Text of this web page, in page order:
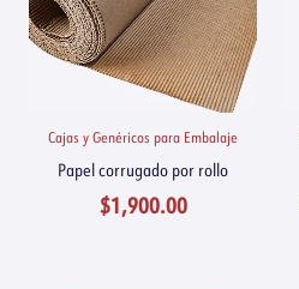
Cajas y Genéricos para Embalaje
Papel corrugado por rollo
$1,900.00